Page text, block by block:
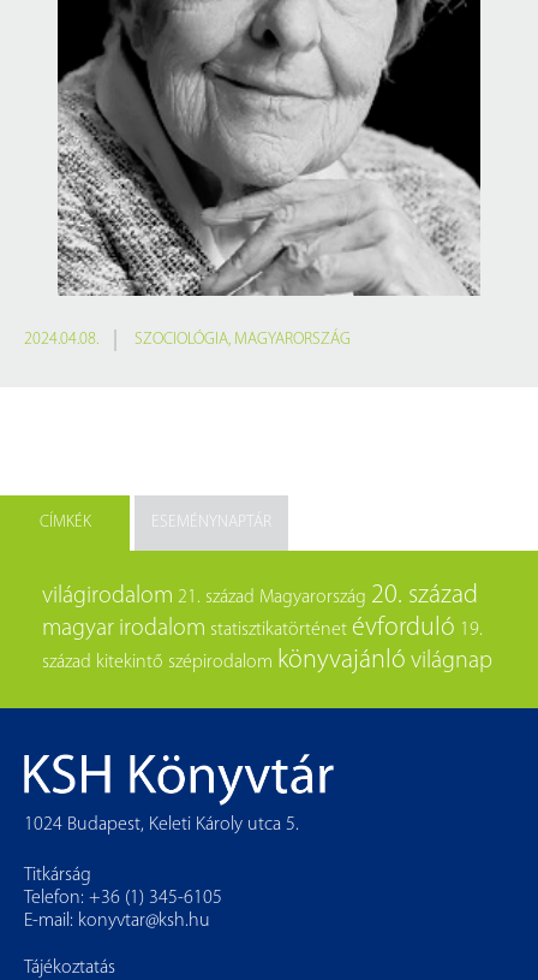
2024.04.08. SZOCIOLÓGIA, MAGYARORSZÁG
CÍMKÉK ESEMÉNYNAPTÁR
világirodalom 21. század Magyarország 20. század
magyar irodalom statisztikatörténet évforduló 19.
század kitekintő szépirodalom könyvajánló világnap
1024 Budapest, Keleti Károly utca 5.
Titkárság
Telefon: +36 (1) 345-6105
E-mail: konyvtar@ksh.hu
Tájékoztatás